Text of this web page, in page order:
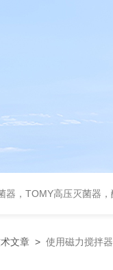
器，TOMY高压灭菌器
文章 > 使用磁力搅拌